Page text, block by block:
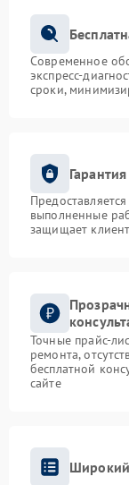
Современное
экспресс-
сроки,
выполненные
защищает
Точные прайс-
ремонта,
бесплатной
сайте
Широкий